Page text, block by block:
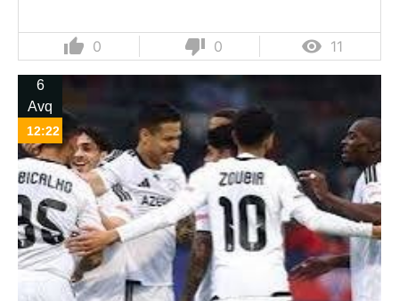
thumb_up 0 thumb_down 0  11
6
Avq
12:22